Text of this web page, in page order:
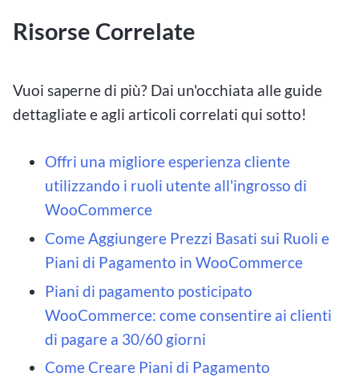
Risorse Correlate
Vuoi saperne di più? Dai un'occhiata alle guide
dettagliate e agli articoli correlati qui sotto!
Offri una migliore esperienza cliente
utilizzando i ruoli utente all'ingrosso di
WooCommerce
Come Aggiungere Prezzi Basati sui Ruoli e
Piani di Pagamento in WooCommerce
Piani di pagamento posticipato
WooCommerce: come consentire ai clienti
di pagare a 30/60 giorni
Come Creare Piani di Pagamento